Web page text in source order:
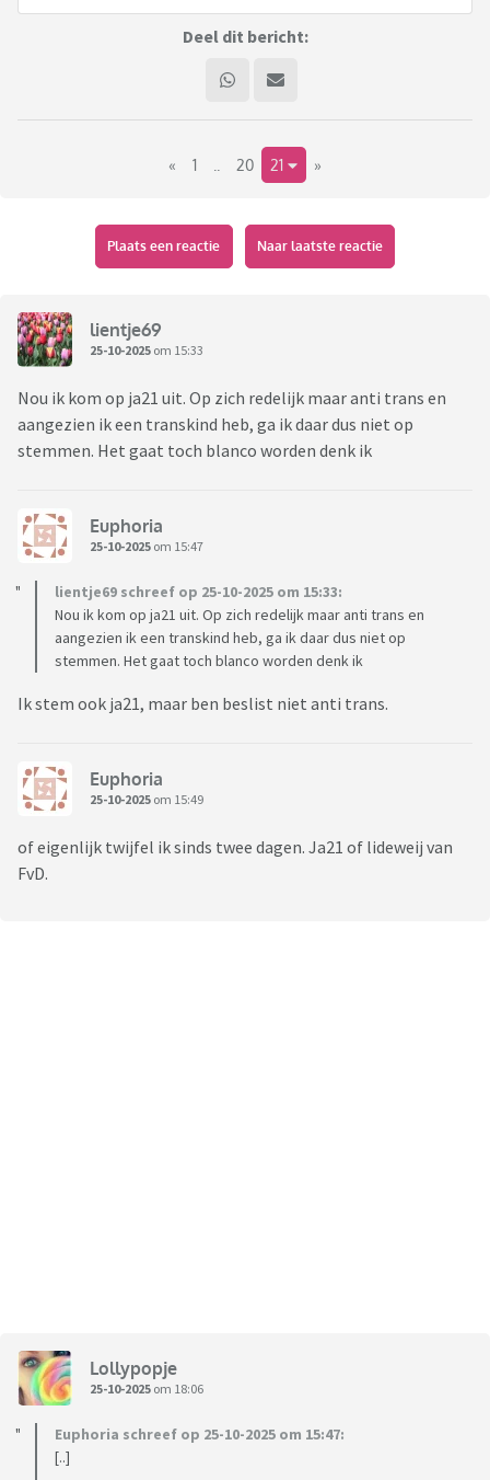
Deel dit bericht:
« 1 20 21 »
Plaats een reactie Naar laatste reactie
lientje69
25-10-2025 om 15:33
Nou ik kom op ja21 uit. Op zich redelijk maar anti trans en
aangezien ik een transkind heb, ga ik daar dus niet op
stemmen. Het gaat toch blanco worden denk ik
Euphoria
25-10-2025 om 15:47
lientje69 schreef op 25-10-2025 om 15:33:
Nou ik kom op ja21 uit. Op zich redelijk maar anti trans en
aangezien ik een transkind heb, ga ik daar dus niet op
stemmen. Het gaat toch blanco worden denk ik
Ik stem ook ja21, maar ben beslist niet anti trans.
Euphoria
25-10-2025 om 15:49
of eigenlijk twijfel ik sinds twee dagen. Ja21 of lideweij van
FvD.
Lollypopje
25-10-2025 om 18:06
Euphoria schreef op 25-10-2025 om 15:47:
[..]